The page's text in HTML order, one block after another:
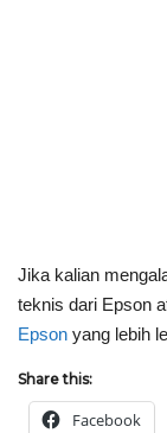
Jika kalian
teknis dari Epson
Epson yang lebih
Share this:
Facebook